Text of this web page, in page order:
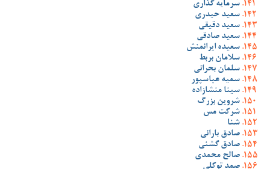
سرمایه گذاری
سعید حیدری
سعید دقیقی
سعید صادقی
سعیده ایرانمنش
سلامان بربط
سلمان بحرانی
سمیه عباسپور
سینا منشازاده
شروین بزرگ
شرکت مس
شنا
صادق بارانی
صادق گشنی
صالح محمدی
صمد توکلی